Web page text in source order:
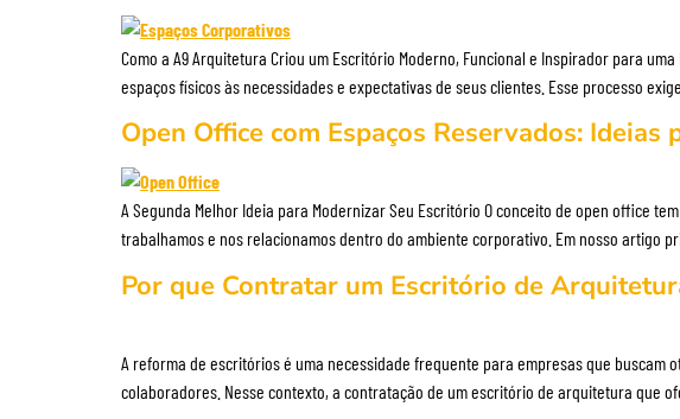
Como a A9 Arquitetura Criou um Escritório Moderno, Funcional e Inspirador para
espaços físicos às necessidades e expectativas de seus clientes. Esse processo
Open Office com Espaços Reservados:
A Segunda Melhor Ideia para Modernizar Seu Escritório O conceito de open office
trabalhamos e nos relacionamos dentro do ambiente corporativo. Em nosso artigo
Por que Contratar um Escritório de
A reforma de escritórios é uma necessidade frequente para empresas que
colaboradores. Nesse contexto, a contratação de um escritório de arquitetura que